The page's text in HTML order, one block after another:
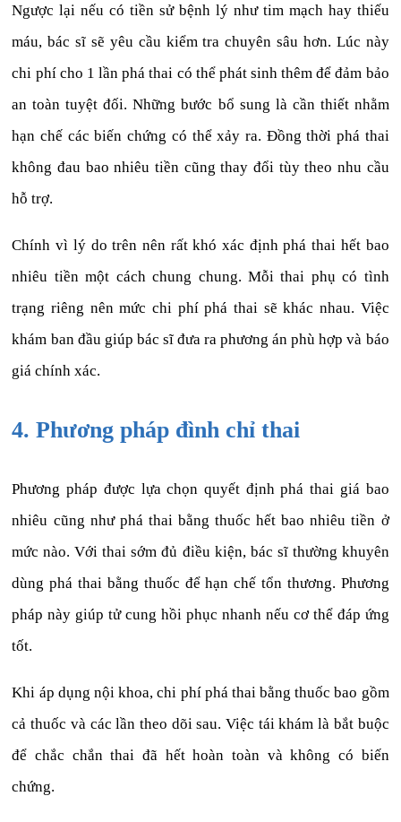
Ngược lại nếu có tiền sử bệnh lý như tim mạch hay thiếu
máu, bác sĩ sẽ yêu cầu kiểm tra chuyên sâu hơn. Lúc này
chi phí cho 1 lần phá thai có thể phát sinh thêm để đảm bảo
an toàn tuyệt đối. Những bước bổ sung là cần thiết nhằm
hạn chế các biến chứng có thể xảy ra. Đồng thời phá thai
không đau bao nhiêu tiền cũng thay đổi tùy theo nhu cầu
hỗ trợ.
Chính vì lý do trên nên rất khó xác định phá thai hết bao
nhiêu tiền một cách chung chung. Mỗi thai phụ có tình
trạng riêng nên mức chi phí phá thai sẽ khác nhau. Việc
khám ban đầu giúp bác sĩ đưa ra phương án phù hợp và báo
giá chính xác.
4. Phương pháp đình chỉ thai
Phương pháp được lựa chọn quyết định phá thai giá bao
nhiêu cũng như phá thai bằng thuốc hết bao nhiêu tiền ở
mức nào. Với thai sớm đủ điều kiện, bác sĩ thường khuyên
dùng phá thai bằng thuốc để hạn chế tổn thương. Phương
pháp này giúp tử cung hồi phục nhanh nếu cơ thể đáp ứng
tốt.
Khi áp dụng nội khoa, chi phí phá thai bằng thuốc bao gồm
cả thuốc và các lần theo dõi sau. Việc tái khám là bắt buộc
để chắc chắn thai đã hết hoàn toàn và không có biến
chứng.